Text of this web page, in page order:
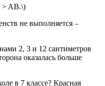
> AB.\)
не выполняется –
2, 3 и 12 сантиметров
оказалась больше
в 7 классе? Красная